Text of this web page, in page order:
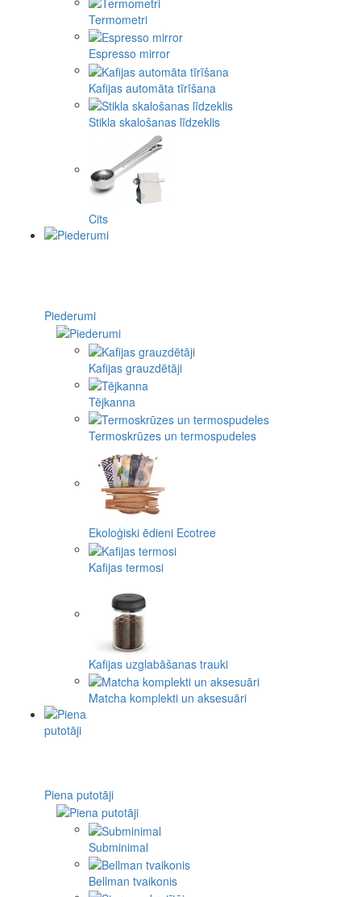
Termometri
Espresso mirror
Kafijas automāta tīrīšana
Stikla skalošanas līdzeklis
Cits
Piederumi
Kafijas grauzdētāji
Tējkanna
Termoskrūzes un termospudeles
Ekoloģiski ēdieni Ecotree
Kafijas termosi
Kafijas uzglabāšanas trauki
Matcha komplekti un aksesuāri
Piena putotāji
Subminimal
Bellman tvaikonis